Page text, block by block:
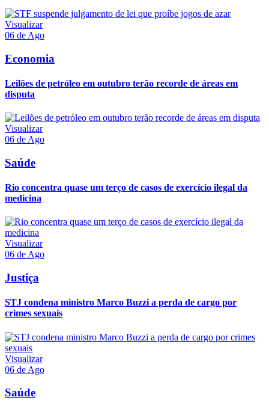
Visualizar
06 de Ago
Economia
Leilões de petróleo em outubro terão recorde de áreas em
disputa
Visualizar
06 de Ago
Saúde
Rio concentra quase um terço de casos de exercício ilegal da
medicina
Visualizar
06 de Ago
Justiça
STJ condena ministro Marco Buzzi a perda de cargo por
crimes sexuais
Visualizar
06 de Ago
Saúde